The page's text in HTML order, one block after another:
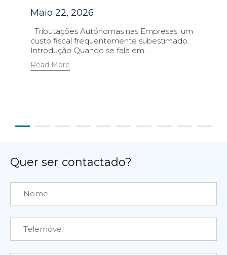
Maio 22, 2026
Tributações Autónomas nas Empresas: um
custo fiscal frequentemente subestimado.
Introdução Quando se fala em...
Read More
Quer ser contactado?